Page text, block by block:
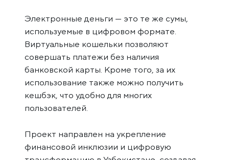
Электронные деньги — это те же сумы,
используемые в цифровом формате.
Виртуальные кошельки позволяют
совершать платежи без наличия
банковской карты. Кроме того, за их
использование также можно получить
кешбэк, что удобно для многих
пользователей.
Проект направлен на укрепление
финансовой инклюзии и цифровую